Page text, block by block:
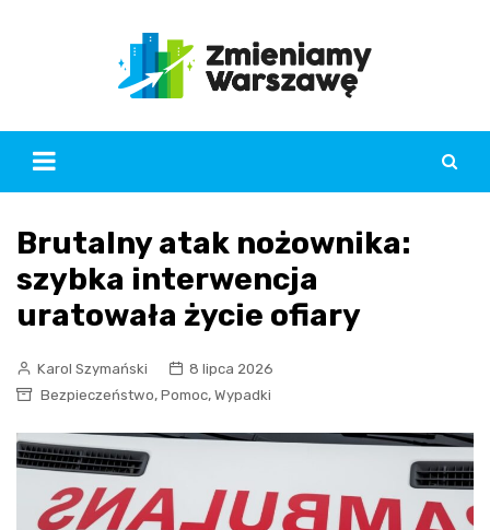
Brutalny atak nożownika:
szybka interwencja
uratowała życie ofiary
Karol Szymański
8 lipca 2026
Bezpieczeństwo, Pomoc, Wypadki